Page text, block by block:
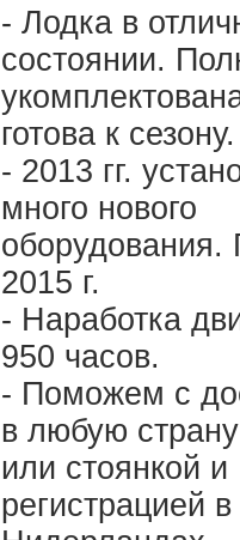
- Лодка в
состоянии.
готова к
- 2013 гг.
много нового
оборудования.
2015 г.
- Наработка
950 часов.
- Поможем с
в любую
или стоянкой и
регистрацией в